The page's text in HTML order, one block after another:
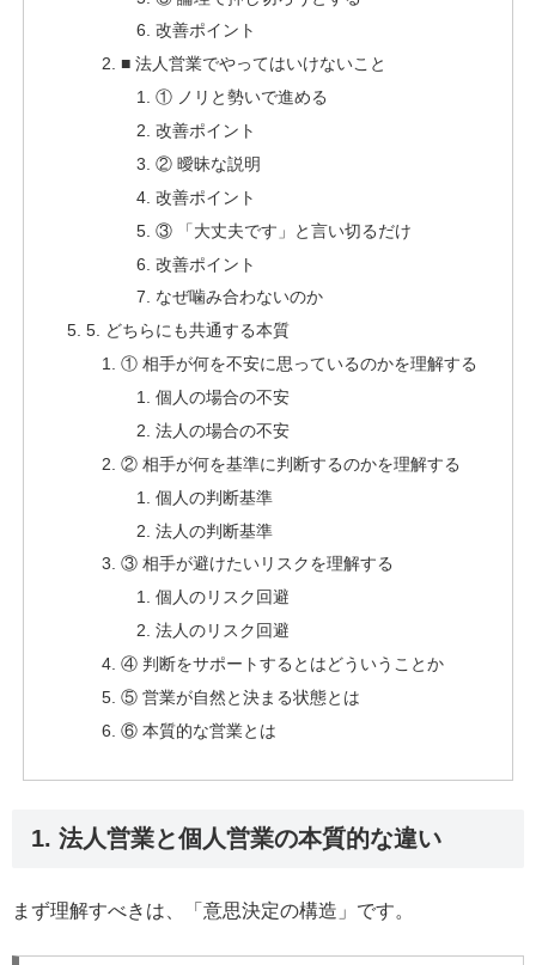
改善ポイント
■ 法人営業でやってはいけないこと
① ノリと勢いで進める
改善ポイント
② 曖昧な説明
改善ポイント
③ 「大丈夫です」と言い切るだけ
改善ポイント
なぜ噛み合わないのか
5. どちらにも共通する本質
① 相手が何を不安に思っているのかを理解する
個人の場合の不安
法人の場合の不安
② 相手が何を基準に判断するのかを理解する
個人の判断基準
法人の判断基準
③ 相手が避けたいリスクを理解する
個人のリスク回避
法人のリスク回避
④ 判断をサポートするとはどういうことか
⑤ 営業が自然と決まる状態とは
⑥ 本質的な営業とは
1. 法人営業と個人営業の本質的な違い
まず理解すべきは、「意思決定の構造」です。